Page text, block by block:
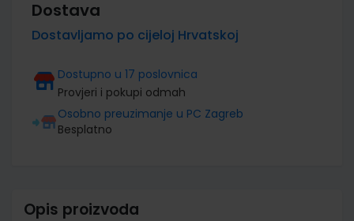
Dostava
Dostavljamo po cijeloj Hrvatskoj
Dostupno u 17 poslovnica
Provjeri i pokupi odmah
Osobno preuzimanje u PC Zagreb
Besplatno
Opis proizvoda